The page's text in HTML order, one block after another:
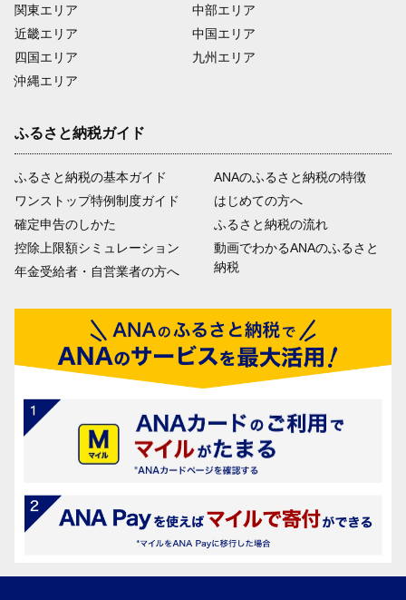
関東エリア
近畿エリア
四国エリア
沖縄エリア
中部エリア
中国エリア
九州エリア
ふるさと納税ガイド
ふるさと納税の基本ガイド
ワンストップ特例制度ガイド
確定申告のしかた
控除上限額シミュレーション
年金受給者・自営業者の方へ
ANAのふるさと納税の特徴
はじめての方へ
ふるさと納税の流れ
動画でわかるANAのふるさと
納税